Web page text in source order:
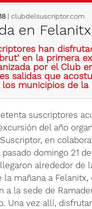
| clubdelsuscriptor.com
en Felanitx
han
en la primera
por el Club
salidas que
municipios de la
suscriptores
del año
en
domingo 21
alrededor de
la mañana a Felanitx,
a la sede de
Una vez allí,